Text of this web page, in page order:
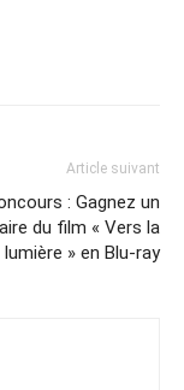
Article suivant
: Gagnez un
du film « Vers la
lumière » en Blu-ray